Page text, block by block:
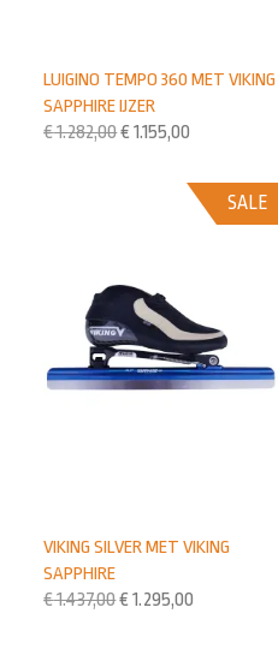
LUIGINO TEMPO 360 MET VIKING
SAPPHIRE IJZER
€1.282,00€ 1.155,00
SALE
VIKING SILVER MET VIKING
SAPPHIRE
€1.437,00€ 1.295,00